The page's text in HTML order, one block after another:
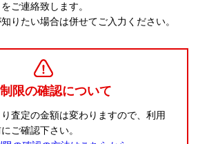
をご連絡致します。
りたい場合は併せてご入力ください。
限の確認について
査定の金額は変わりますので、利用
ご確認下さい。